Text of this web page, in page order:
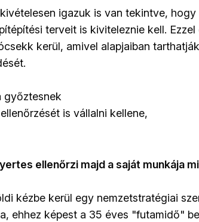
igazuk is van tekintve, hogy
terveit is kiviteleznie kell.
kerül, amivel alapjaiban
győztesnek
is vállalni kellene,
ellenőrzi majd a saját munkája
kézbe kerül egy nemzetstratégiai
ehhez képest a 35 éves "futamidő"